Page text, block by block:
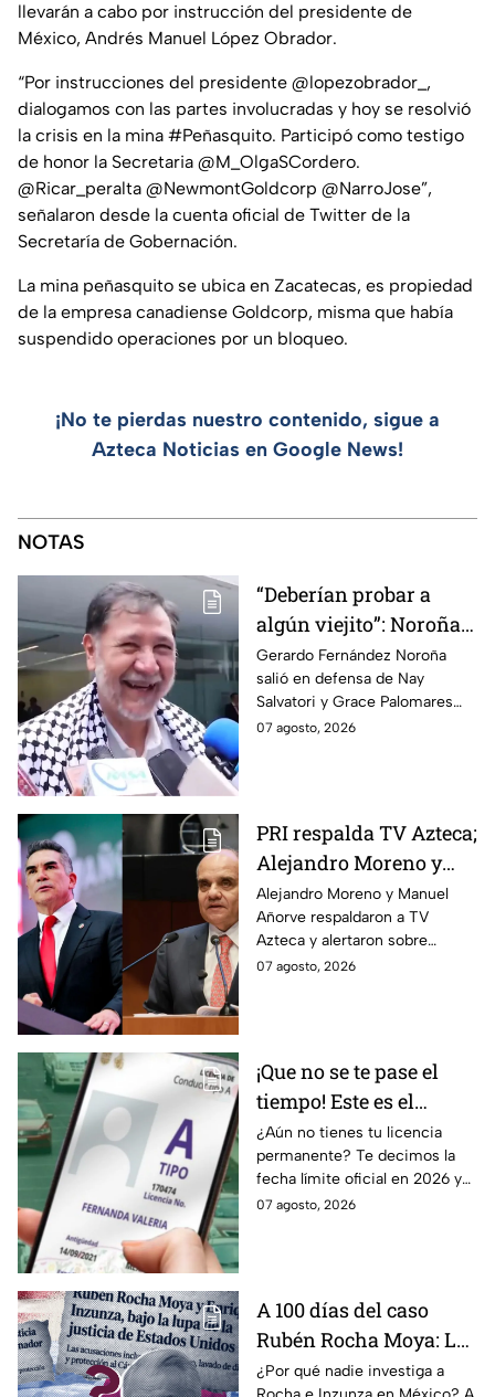
llevarán a cabo por instrucción del presidente de
México, Andrés Manuel López Obrador.
“Por instrucciones del presidente @lopezobrador_,
dialogamos con las partes involucradas y hoy se resolvió
la crisis en la mina #Peñasquito. Participó como testigo
de honor la Secretaria @M_OlgaSCordero.
@Ricar_peralta @NewmontGoldcorp @NarroJose”,
señalaron desde la cuenta oficial de Twitter de la
Secretaría de Gobernación.
La mina peñasquito se ubica en Zacatecas, es propiedad
de la empresa canadiense Goldcorp, misma que había
suspendido operaciones por un bloqueo.
¡No te pierdas nuestro contenido, sigue a
Azteca Noticias en Google News!
NOTAS
“Deberían probar a
algún viejito”: Noroña
reacciona a polémico
video de Nay Salvatori
y Grace Palomares
Gerardo Fernández Noroña
salió en defensa de Nay
Salvatori y Grace Palomares
tras sus comentarios
07 agosto, 2026
PRI respalda TV Azteca;
Alejandro Moreno y
Manuel Añorve
denuncian riesgos para
la libertad de expresión
Alejandro Moreno y Manuel
Añorve respaldaron a TV
Azteca y alertaron sobre
riesgos para la libertad de
07 agosto, 2026
¡Que no se te pase el
tiempo! Este es el
último día para
tramitar la licencia
permanente en CDMX y
Edomex
¿Aún no tienes tu licencia
permanente? Te decimos la
fecha límite oficial en 2026 y
los requisitos para tramitarla
07 agosto, 2026
A 100 días del caso
Rubén Rocha Moya: La
estrategia de Morena
¿Por qué nadie investiga a